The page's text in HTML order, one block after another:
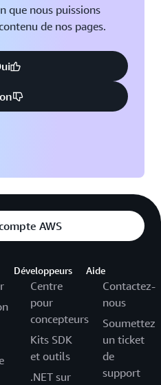
que nous puissions
de nos pages.
AWS
Développeurs
Centre
pour
concepteurs
Kits SDK
et outils
.NET sur
Aide
Contactez-
nous
Soumettez
un ticket
de
support